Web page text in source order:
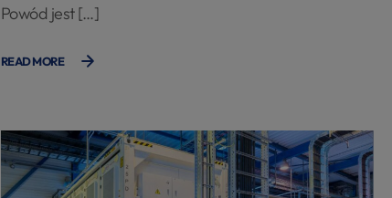
Powód jest […]
READ MORE